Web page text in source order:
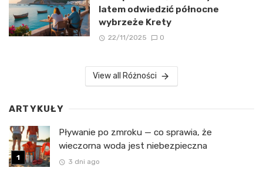
latem odwiedzić północne
wybrzeże Krety
22/11/2025 0
View all Różności
ARTYKUŁY
Pływanie po zmroku — co sprawia, że
wieczorna woda jest niebezpieczna
3 dni ago